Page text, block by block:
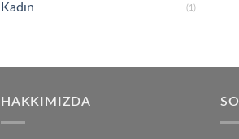
Kadın (1)
HAKKIMIZDA